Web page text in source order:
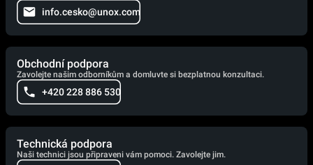
info.cesko@unox.com
Obchodní podpora
Zavolejte našim odborníkům a domluvte si bezplatnou konzultaci.
+420 228 886 530
Technická podpora
Naši technici jsou připraveni vám pomoci. Zavolejte jim.